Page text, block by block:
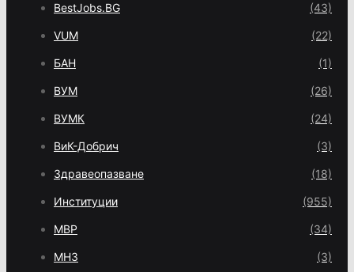
BestJobs.BG (43)
VUM (22)
БАН (1)
ВУМ (26)
ВУМК (24)
ВиК-Добрич (3)
Здравеопазване (18)
Институции (955)
МВР (34)
МНЗ (3)